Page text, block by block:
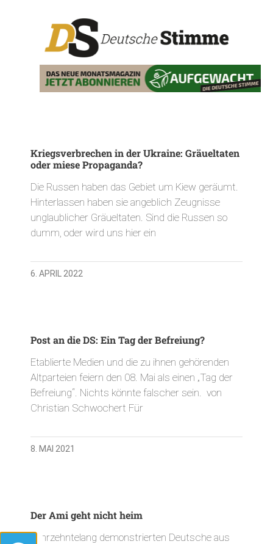
Kriegsverbrechen in der Ukraine: Gräueltaten
oder miese Propaganda?
Die Russen haben das Gebiet um Kiew geräumt.
Hinterlassen haben sie angeblich Zeugnisse
unglaublicher Gräueltaten. Sind die Russen so
dumm, oder wird uns hier ein
6. APRIL 2022
Post an die DS: Ein Tag der Befreiung?
Etablierte Medien und die zu ihnen gehörenden
Altparteien feiern den 08. Mai als einen „Tag der
Befreiung“. Nichts könnte falscher sein. von
Christian Schwochert Für
8. MAI 2021
Der Ami geht nicht heim
Jahrzehntelang demonstrierten Deutsche aus